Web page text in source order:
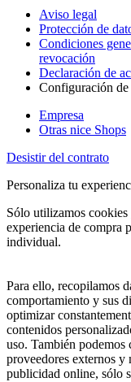
Aviso legal
Protección de
Condiciones
revocación
Declaración de
Configuración de
Empresa
Otras nice Shops
Desistir del contrato
Personaliza tu
Sólo utilizamos cookies
experiencia de compra
individual.
Para ello, recopilamos
comportamiento y sus
optimizar
contenidos
uso. También podemos
proveedores externos y
publicidad online, sólo